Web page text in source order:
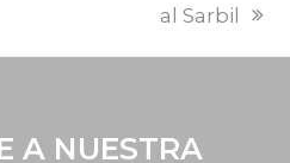
al Sarbil
A NUESTRA